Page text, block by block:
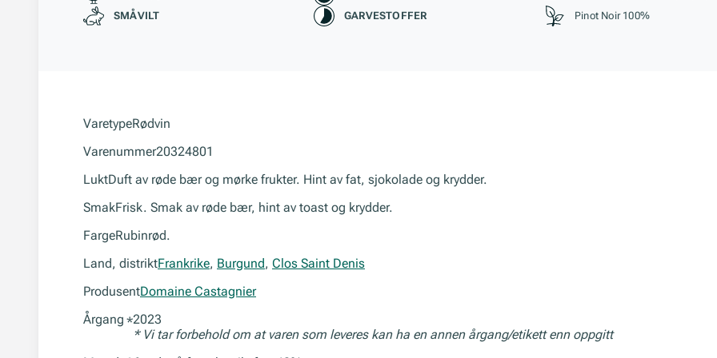
SMÅVILT
GARVESTOFFER
Pinot Noir 100%
VaretypeRødvin
Varenummer20324801
LuktDuft av røde bær og mørke frukter. Hint av fat, sjokolade og krydder.
SmakFrisk. Smak av røde bær, hint av toast og krydder.
FargeRubinrød.
Land, distriktFrankrike, Burgund, Clos Saint Denis
ProdusentDomaine Castagnier
Årgang *2023
* Vi tar forbehold om at varen som leveres kan ha en annen årgang/etikett enn oppgitt